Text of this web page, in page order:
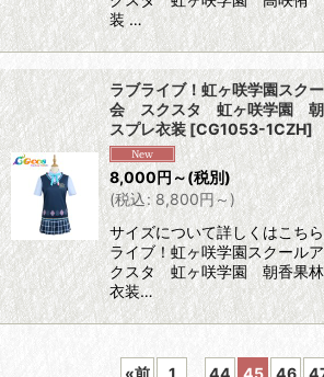
装 …
ラブライブ！虹ヶ咲学園スク
会 スクスタ 虹ヶ咲学園
スプレ衣装[CG1053-1CZH]
8,000円～(税別)
(税込: 8,800円～)
サイズについて詳しくはこち
ライブ！虹ヶ咲学園スクール
クスタ 虹ヶ咲学園 朝香果
衣装…
«前 1 44 45 46